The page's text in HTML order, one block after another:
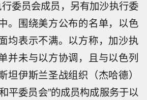
委员会成员，另有加沙执行委
。围绕美方公布的名单，以色
均表示不满。以方称，加沙执
并未与以方协调，且与以色列
坦伊斯兰圣战组织（杰哈德）
平委员会”的成员构成服务于以